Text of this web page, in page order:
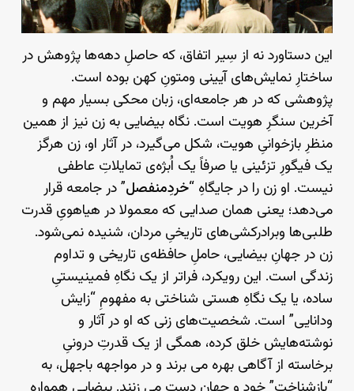
این دستاورد نه از سِیر اتفاق، که حاصلِ دهه‌ها پژوهش در
ساختارِ نمایش‌های آیینی ومتونِ کهن بوده است.
پژوهشی که در هر جامعه‌ای، زبان محکی بسیار مهم و
آخرین سنگرِ هویت است. نگاه بیضایی به زن نیز از همین
منظرِ بازخوانیِ هویت، شکل می‌گیرد، در آثار او، زن هرگز
یک فیگورِ تزئینی یا صرفاً یک اُبژه‌ی تمایلاتِ عاطفی
نیست. او زن را در جایگاهِ “خردِمنفصل” در جامعه قرار
می‌دهد؛ یعنی همان صدایی که معمولا در هیاهویِ قدرت
طلبی‌ها وبرادرکشی‌های تاریخیِ مردان، شنیده نمی‌شود.
زن در جهانِ بیضایی، حاملِ حافظه‌ی تاریخی و تداوم
زندگی است. این رویکرد، فراتر از یک نگاهِ فمینیستیِ
ساده، یا یک نگاهِ هستی شناختی به مفهومِ “زایش
ودانایی” است. شخصیت‌های زنی که او در آثار و
نوشته‌هایش خلق کرده، همگی از یک قدرتِ درونیِ
برخاسته از آگاهی بهره می برند و در مواجهه باجهل، به